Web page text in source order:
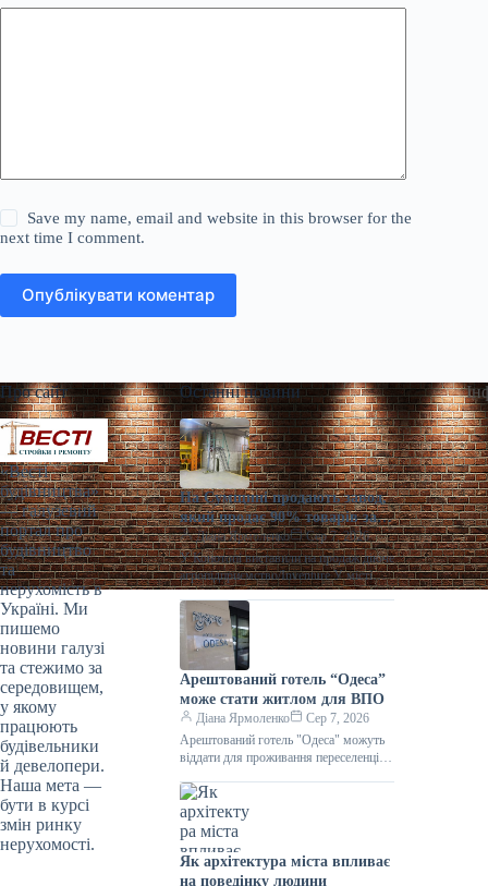
Save my name, email and website in this browser for the
next time I comment.
Опублікувати коментар
Про сайт
«Весті
будівництва»
— галузевий
портал про
будівництво
та
нерухомість в
Україні. Ми
пишемо
новини галузі
та стежимо за
середовищем,
у якому
працюють
будівельники
й девелопери.
Наша мета —
бути в курсі
змін ринку
нерухомості.
Останні новини
На Сумщині продають завод,
який продає 90% товарів за
кордон
Діана Ярмоленко
Сер 7, 2026
У Конотопі виставили на продаж діюче
агропідприємство/Inventure У місті
Конотоп Сумської області виставили
на продаж 100% корпоративних прав
діючого агропереробного
Арештований готель “Одеса”
може стати житлом для ВПО
Діана Ярмоленко
Сер 7, 2026
Арештований готель "Одеса" можуть
віддати для проживання переселенців /
може стати першим арештованим
об’єктом нерухомості,
Як архітектура міста впливає
на поведінку людини